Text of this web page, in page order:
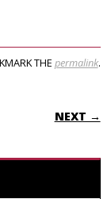
THE permalink.
NEXT →